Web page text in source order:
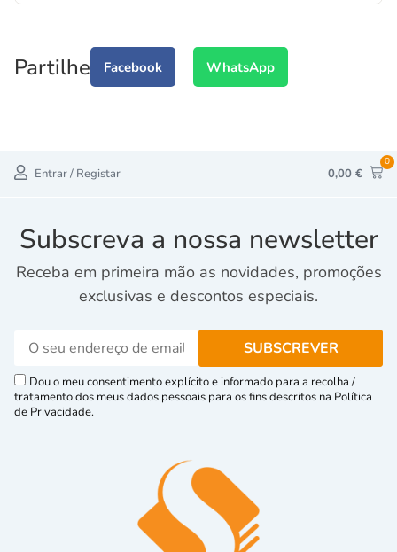
Partilhe Facebook WhatsApp
Entrar / Registar 0,00 €
0
Subscreva a nossa newsletter
Receba em primeira mão as novidades, promoções
exclusivas e descontos especiais.
Dou o meu consentimento explícito e informado para a recolha /
tratamento dos meus dados pessoais para os fins descritos na Política
de Privacidade.